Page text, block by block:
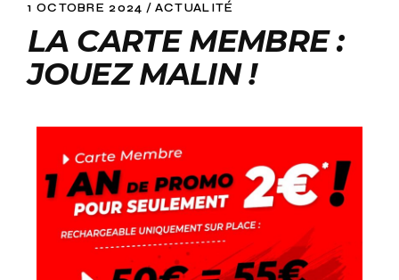
1 OCTOBRE 2024 ACTUALITÉ
LA CARTE MEMBRE :
JOUEZ MALIN !